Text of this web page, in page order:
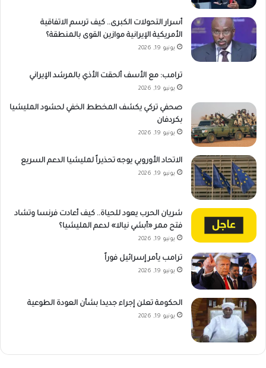
أسرار التحولات الكبرى.. كيف ترسم الاتفاقية
الأمريكية الإيرانية موازين القوى بالمنطقة؟
يونيو 19, 2026
ترامب: مع الأسف ألحقت الأذي بالمرشد الإيراني
يونيو 19, 2026
صحفي تركي يكشف المخطط الخفي لحشود المليشيا
بكردفان
يونيو 19, 2026
الاتحاد الأوروبي يوجه تحذيراً لمليشيا الدعم السريع
يونيو 19, 2026
شريان الحرب يعود للحياة.. كيف أعادت فرنسا وتشاد
فتح ممر «أبشي نيالا» لدعم المليشيا؟
يونيو 19, 2026
ترامب يأمر إسرائيل فوراً
يونيو 19, 2026
الحكومة تعلن إجراء جديدا بشأن العودة الطوعية
يونيو 19, 2026